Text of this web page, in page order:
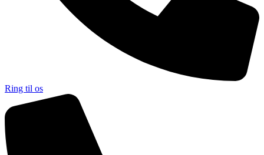
Ring til os